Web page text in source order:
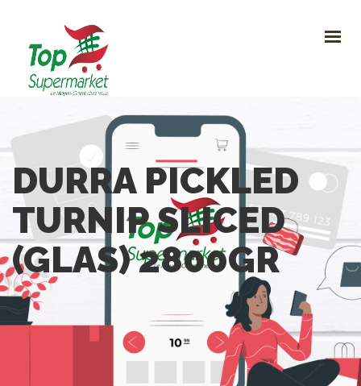
0
CONTACTEZ-NOUS
Avenue Clemenceau 120, 1070 Bruxelles
+32 (0)2.611 42 91
info@topsupermarket.be
DURRA PICKLED
TURNIP SLICED
(GLAS) 2800GR